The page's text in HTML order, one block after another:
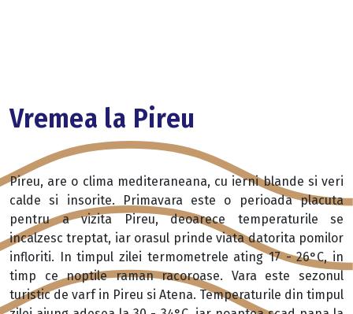
Vremea la Pireu
Pireu, are o clima mediteraneana, cu ierni blande si veri
calde si insorite. Primavara este o perioada placuta
pentru a vizita Pireu, deoarece temperaturile se
incalzesc treptat, iar orasul prinde viata datorita pomilor
infloriti. In timpul zilei termometrele ating 17 - 26°C, in
timp ce noptile raman racoroase. Vara este sezonul
turistic de varf in Pireu si Atena. Temperaturile din timpul